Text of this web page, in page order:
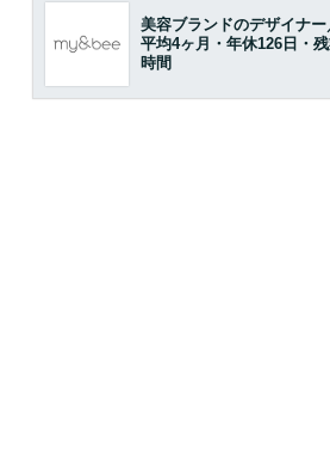
美容ブランドのデザイナー
平均4ヶ月・年休126日・
時間